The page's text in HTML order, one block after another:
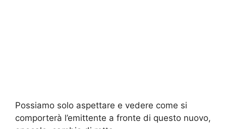
Possiamo solo aspettare e vedere come si
comporterà l’emittente a fronte di questo nuovo,